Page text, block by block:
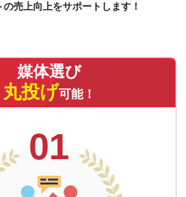
売上向上をサポートします！
媒体選び
丸投げ可能！
01